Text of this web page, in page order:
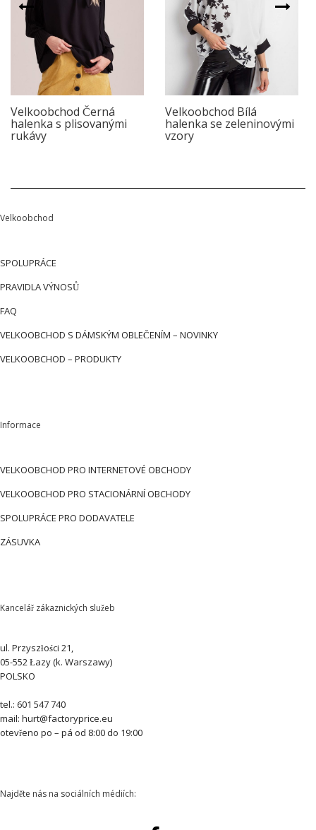
Velkoobchod Černá
halenka s plisovanými
rukávy
Velkoobchod Bílá
halenka se zeleninovými
vzory
Velkoobchod
SPOLUPRÁCE
PRAVIDLA VÝNOSŮ
FAQ
VELKOOBCHOD S DÁMSKÝM OBLEČENÍM – NOVINKY
VELKOOBCHOD – PRODUKTY
Informace
VELKOOBCHOD PRO INTERNETOVÉ OBCHODY
VELKOOBCHOD PRO STACIONÁRNÍ OBCHODY
SPOLUPRÁCE PRO DODAVATELE
ZÁSUVKA
Kancelář zákaznických služeb
ul. Przyszłości 21,
05-552 Łazy (k. Warszawy)
POLSKO
tel.: 601 547 740
mail: hurt@factoryprice.eu
otevřeno po – pá od 8:00 do 19:00
Najděte nás na sociálních médiích: